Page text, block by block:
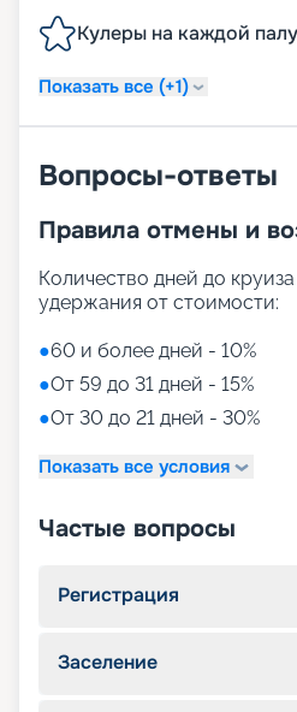
Кулеры на каждой
Показать все (+1)
Вопросы-ответы
Правила отмены и
Количество дней до
удержания от стоимости:
●60 и более дней - 10%
●От 59 до 31 дней - 15%
●От 30 до 21 дней - 30%
Показать все условия
Частые вопросы
Регистрация
Заселение